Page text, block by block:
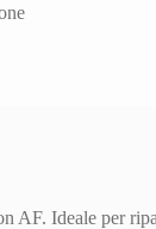
AF. Ideale per